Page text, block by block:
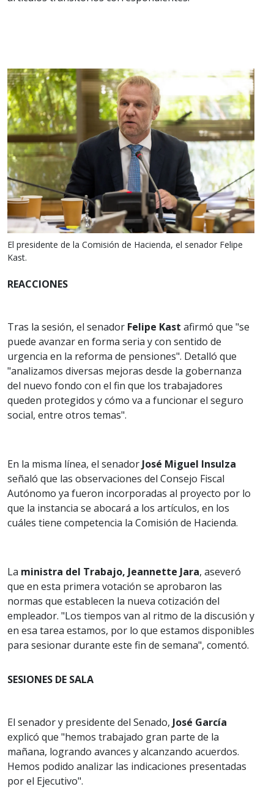
El presidente de la Comisión de Hacienda, el senador Felipe
Kast.
REACCIONES
Tras la sesión, el senador Felipe Kast afirmó que "se
puede avanzar en forma seria y con sentido de
urgencia en la reforma de pensiones". Detalló que
"analizamos diversas mejoras desde la gobernanza
del nuevo fondo con el fin que los trabajadores
queden protegidos y cómo va a funcionar el seguro
social, entre otros temas".
En la misma línea, el senador José Miguel Insulza
señaló que las observaciones del Consejo Fiscal
Autónomo ya fueron incorporadas al proyecto por lo
que la instancia se abocará a los artículos, en los
cuáles tiene competencia la Comisión de Hacienda.
La ministra del Trabajo, Jeannette Jara, aseveró
que en esta primera votación se aprobaron las
normas que establecen la nueva cotización del
empleador. "Los tiempos van al ritmo de la discusión y
en esa tarea estamos, por lo que estamos disponibles
para sesionar durante este fin de semana", comentó.
SESIONES DE SALA
El senador y presidente del Senado, José García
explicó que "hemos trabajado gran parte de la
mañana, logrando avances y alcanzando acuerdos.
Hemos podido analizar las indicaciones presentadas
por el Ejecutivo".